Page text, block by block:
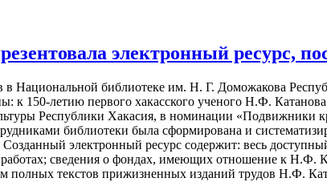
электронный ресурс,
Национальной библиотеке им. Н. Г. Доможакова
к 150-летию первого хакасского ученого Н.Ф.
Республики Хакасия, в номинации «Подвижники
библиотеки была сформирована и
электронный ресурс содержит: весь
сведения о фондах, имеющих отношение к Н.Ф.
полных текстов прижизненных изданий трудов Н.Ф.